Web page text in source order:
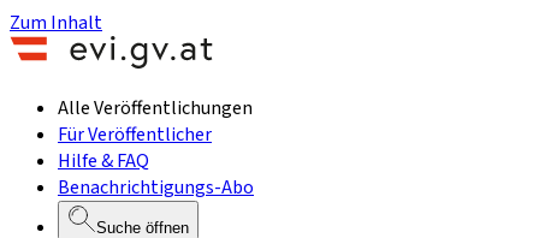
Zum Inhalt
Alle Veröffentlichungen
Für Veröffentlicher
Hilfe & FAQ
Benachrichtigungs-Abo
Suche öffnen